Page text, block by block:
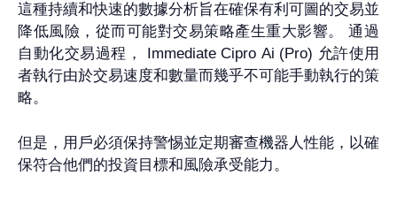
這種持續和快速的數據分析旨在確保有利可圖的交易並
降低風險，從而可能對交易策略產生重大影響。 通過
自動化交易過程， Immediate Cipro Ai (Pro) 允許使用
者執行由於交易速度和數量而幾乎不可能手動執行的策
略。
但是，用戶必須保持警惕並定期審查機器人性能，以確
保符合他們的投資目標和風險承受能力。